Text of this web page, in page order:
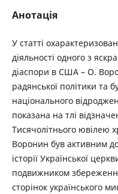
Анотація
У статті
діяльності одного з
діаспори в США – О.
радянської політики та
національного
показана на тлі
Тисячолітнього ювілею
Воронин був активним
історії Української
подвижником
сторінок українського